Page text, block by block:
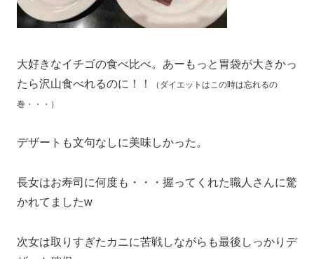
大好きなイチゴの食べ比べ。あーもっと胃袋が大きかっ
たら沢山食べれるのに！！
（ダイエットはこの時は忘れるの
巻・・・）
デザートも文句なしに美味しかった。
長女はお寿司に何度も・・・握ってくれた職人さんに驚
かれてましたw
次女は取りすぎたカニに苦戦しながらも最後しっかりデ